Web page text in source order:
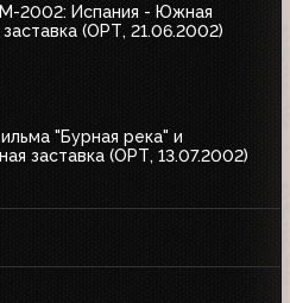
2002: Испания - Южная
(ОРТ, 21.06.2002)
"Бурная река" и
заставка (ОРТ, 13.07.2002)